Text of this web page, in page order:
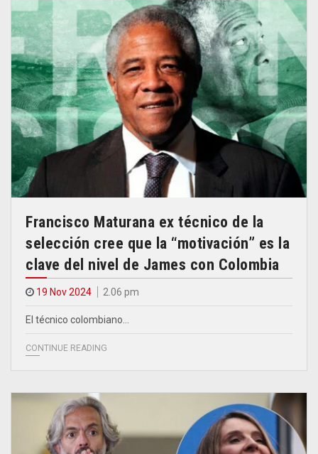
Francisco Maturana ex técnico de la
selección cree que la “motivación” es la
clave del nivel de James con Colombia
19 Nov 2024 2.06 pm
El técnico colombiano…
CONTINUE READING